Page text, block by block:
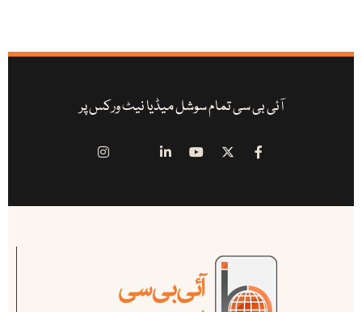
آئی بی سی تمام سوشل میڈیا نیٹ ورکس پر